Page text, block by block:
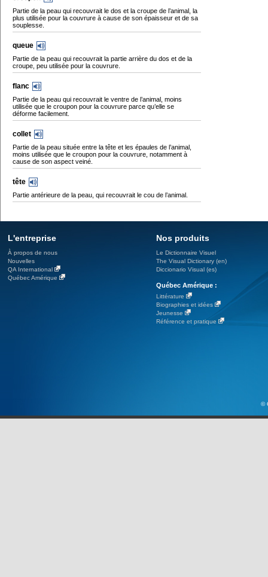
Partie de la peau qui recouvrait le dos et la croupe de l’animal, la
plus utilisée pour la couvrure à cause de son épaisseur et de sa
souplesse.
queue
Partie de la peau qui recouvrait la partie arrière du dos et de la
croupe, peu utilisée pour la couvrure.
flanc
Partie de la peau qui recouvrait le ventre de l’animal, moins
utilisée que le croupon pour la couvrure parce qu’elle se
déforme facilement.
collet
Partie de la peau située entre la tête et les épaules de l’animal,
moins utilisée que le croupon pour la couvrure, notamment à
cause de son aspect veiné.
tête
Partie antérieure de la peau, qui recouvrait le cou de l’animal.
L'entreprise
À propos de nous
Nouvelles
QA International
Québec Amérique
Nos produits
Le Dictionnaire Visuel
The Visual Dictionary (en)
Diccionario Visual (es)
Québec Amérique :
Littérature
Biographies et idées
Jeunesse
Référence et pratique
©